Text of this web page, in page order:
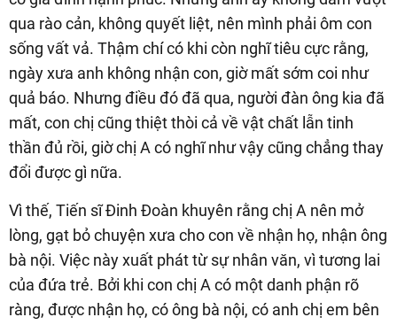
qua rào cản, không quyết liệt, nên mình phải ôm con
sống vất vả. Thậm chí có khi còn nghĩ tiêu cực rằng,
ngày xưa anh không nhận con, giờ mất sớm coi như
quả báo. Nhưng điều đó đã qua, người đàn ông kia đã
mất, con chị cũng thiệt thòi cả về vật chất lẫn tinh
thần đủ rồi, giờ chị A có nghĩ như vậy cũng chẳng thay
đổi được gì nữa.
Vì thế, Tiến sĩ Đinh Đoàn khuyên rằng chị A nên mở
lòng, gạt bỏ chuyện xưa cho con về nhận họ, nhận ông
bà nội. Việc này xuất phát từ sự nhân văn, vì tương lai
của đứa trẻ. Bởi khi con chị A có một danh phận rõ
ràng, được nhận họ, có ông bà nội, có anh chị em bên